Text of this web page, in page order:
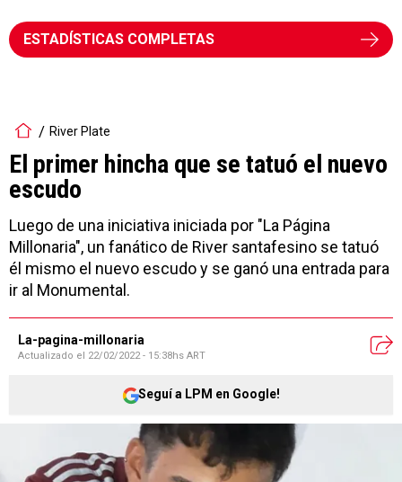
ESTADÍSTICAS COMPLETAS
River Plate
El primer hincha que se tatuó el nuevo
escudo
Luego de una iniciativa iniciada por "La Página
Millonaria", un fanático de River santafesino se tatuó
él mismo el nuevo escudo y se ganó una entrada para
ir al Monumental.
La-pagina-millonaria
Actualizado el 22/02/2022 - 15:38hs ART
Seguí a LPM en Google!